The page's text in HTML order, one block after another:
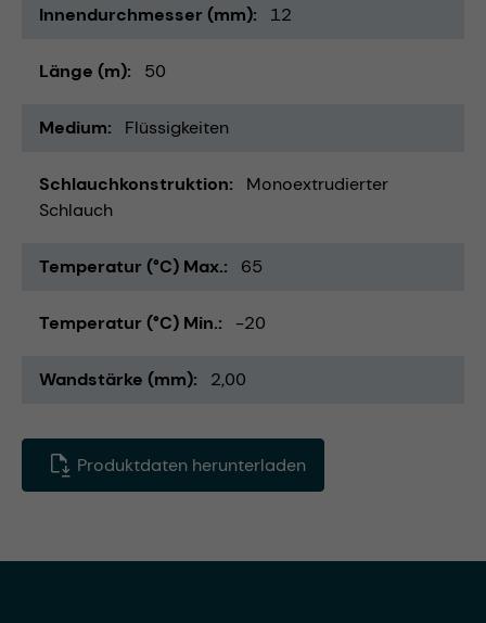
Innendurchmesser (mm) 12
Länge (m) 50
Medium Flüssigkeiten
Schlauchkonstruktion
Monoextrudierter
Schlauch
Temperatur (°C) Max. 65
Temperatur (°C) Min. -20
Wandstärke (mm) 2,00
Produktdaten herunterladen